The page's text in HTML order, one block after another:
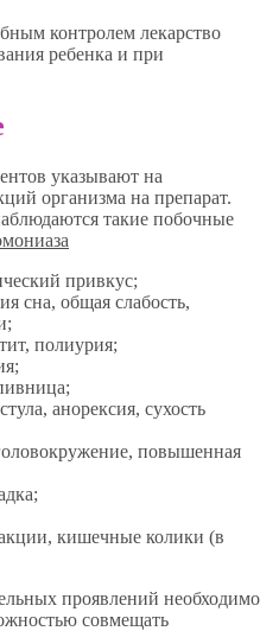
контролем лекарство
ребенка и при
указывают на
организма на препарат.
такие побочные
привкус;
сна, общая слабость,
полиурия;
анорексия, сухость
повышенная
кишечные колики (в
проявлений необходимо
совмещать